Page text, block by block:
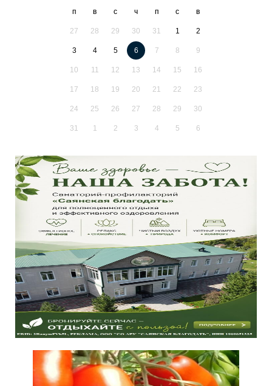
п в с ч п с в
27 28 29 30 31 1 2
3 4 5 6 7 8 9
10 11 12 13 14 15 16
17 18 19 20 21 22 23
24 25 26 27 28 29 30
31 1 2 3 4 5 6